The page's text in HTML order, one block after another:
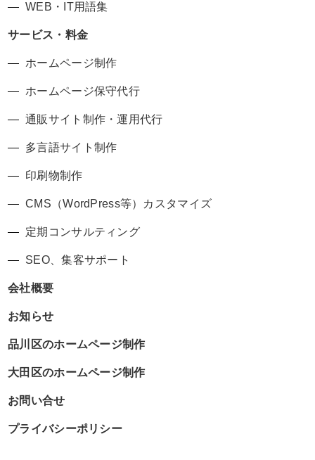
WEB・IT用語集
サービス・料金
ホームページ制作
ホームページ保守代行
通販サイト制作・運用代行
多言語サイト制作
印刷物制作
CMS（WordPress等）カスタマイズ
定期コンサルティング
SEO、集客サポート
会社概要
お知らせ
品川区のホームページ制作
大田区のホームページ制作
お問い合せ
プライバシーポリシー